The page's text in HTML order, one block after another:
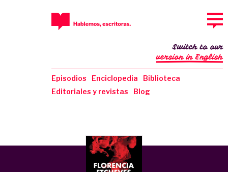
Episodios Enciclopedia
Biblioteca
Editoriales y revistas
Blog
Switch to our
version in English